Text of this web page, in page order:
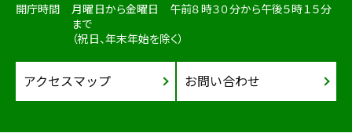
開庁時間
月曜日から金曜日 午前８時３０分から午後５時１５分
まで
（祝日、年末年始を除く）
アクセスマップ お問い合わせ